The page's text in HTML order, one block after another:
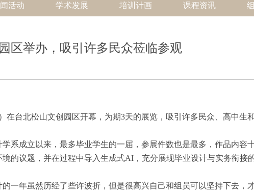
活动 学术发展 培训计画 课程资讯
区举办，吸引许多民众莅临参观
台北松山文创园区开幕，为期3天的展览，吸引许多民众、高中生
系成立以来，最多毕业学生的一届，参展件数也是最多，作品内容
的议题，并在过程中导入生成式AI，充分展现毕业设计与实务衔接的
一年虽然历经了些许波折，但是很高兴自己和组员可以坚持下去，